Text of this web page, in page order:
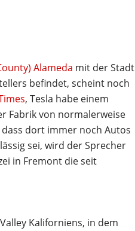
Alameda mit der Stadt
befindet, scheint noch
, Tesla habe einem
Fabrik von normalerweise
dass dort immer noch Autos
sei, wird der Sprecher
in Fremont die seit
Kaliforniens, in dem